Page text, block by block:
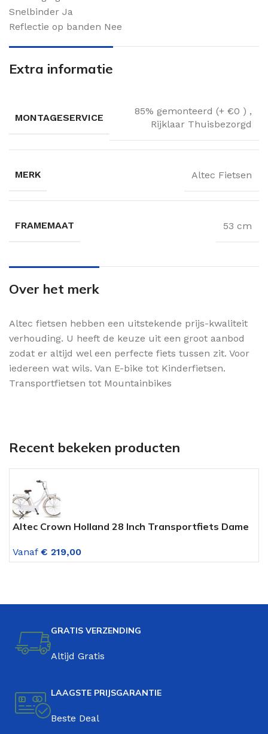
Snelbinder Ja
Reflectie op banden Nee
Extra informatie
MONTAGESERVICE
85% gemonteerd (+ €0 ) ,
Rijklaar Thuisbezorgd
MERK Altec Fietsen
FRAMEMAAT 53 cm
Over het merk
Altec fietsen hebben een uitstekende prijs-kwaliteit
verhouding. U heeft de keuze uit een groot aanbod
zodat er altijd wel een perfecte fiets tussen zit. Voor
iedereen wat wils. Van E-bike tot Kinderfietsen.
Transportfietsen tot Mountainbikes
Recent bekeken producten
Altec Crown Holland 28 Inch Transportfiets Dame
Vanaf € 219,00
GRATIS VERZENDING
Altijd Gratis
LAAGSTE PRIJSGARANTIE
Beste Deal